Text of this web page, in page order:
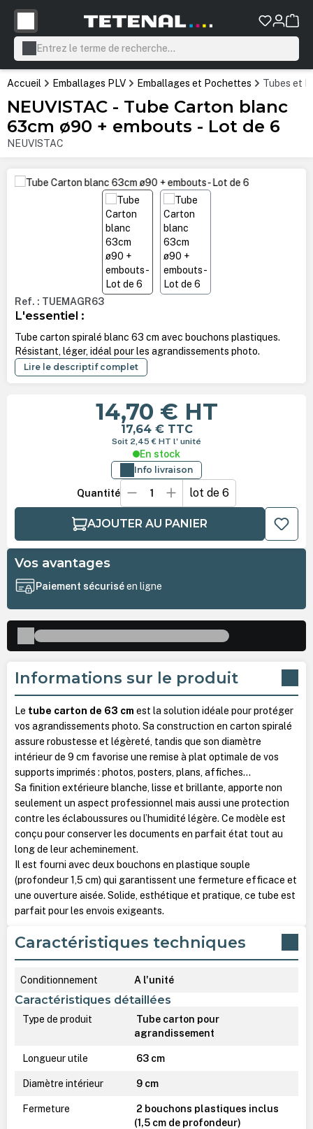
principal
Accueil Emballages PLV Emballages et Pochettes Tubes et
NEUVISTAC - Tube Carton blanc
63cm ø90 + embouts - Lot de 6
NEUVISTAC
Ignorer la galerie d'images
Ref. : TUEMAGR63
L'essentiel :
Tube carton spiralé blanc 63 cm avec bouchons plastiques.
Résistant, léger, idéal pour les agrandissements photo.
Lire le descriptif complet
14,70 € HT
17,64 € TTC
Soit 2,45 € HT l' unité
En stock
Info livraison
Quantité lot de 6
AJOUTER AU PANIER
Vos avantages
Paiement sécuriséen ligne
Informations sur le produit
Le tube carton de 63 cm est la solution idéale pour protéger
vos agrandissements photo. Sa construction en carton spiralé
assure robustesse et légèreté, tandis que son diamètre
intérieur de 9 cm favorise une remise à plat optimale de vos
supports imprimés : photos, posters, plans, affiches…
Sa finition extérieure blanche, lisse et brillante, apporte non
seulement un aspect professionnel mais aussi une protection
contre les éclaboussures ou l’humidité légère. Ce modèle est
conçu pour conserver les documents en parfait état tout au
long de leur acheminement.
Il est fourni avec deux bouchons en plastique souple
(profondeur 1,5 cm) qui garantissent une fermeture efficace et
une ouverture aisée. Solide, esthétique et pratique, ce tube est
parfait pour les envois exigeants.
Caractéristiques techniques
Conditionnement A l'unité
Caractéristiques détaillées
Type de produit
Tube carton pour
agrandissement
Longueur utile 63 cm
Diamètre intérieur 9 cm
Fermeture
2 bouchons plastiques inclus
(1,5 cm de profondeur)